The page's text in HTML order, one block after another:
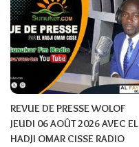
REVUE DE PRESSE WOLOF
JEUDI 06 AOÛT 2026 AVEC EL
HADJI OMAR CISSE RADIO